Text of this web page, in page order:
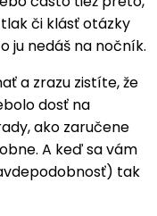
či klásť otázky
ju nedáš na nočník.
a zrazu zistíte, že
dosť na
ako zaručene
A keď sa vám
tak